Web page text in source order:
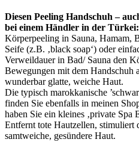
Diesen Peeling Handschuh –
bei einem Händler in der Türkei:
Körperpeeling in Sauna, Hamam,
Seife (z.B. ‚black soap‘) oder
Verweildauer in Bad/ Sauna den
Bewegungen mit dem Handschuh
wunderbar glatte, weiche Haut.
Die typisch marokkanische
finden Sie ebenfalls in meinen
haben Sie ein kleines ‚private Spa
Entfernt tote Hautzellen,
samtweiche, gesündere Haut.